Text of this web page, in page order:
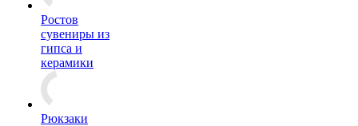
Ростов
сувениры из
гипса и
керамики
Рюкзаки